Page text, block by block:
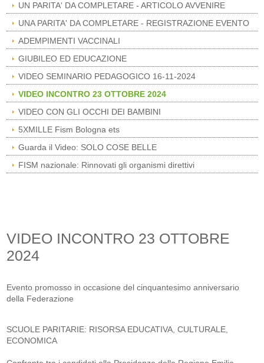
UN PARITA' DA COMPLETARE - ARTICOLO AVVENIRE
UNA PARITA' DA COMPLETARE - REGISTRAZIONE EVENTO
ADEMPIMENTI VACCINALI
GIUBILEO ED EDUCAZIONE
VIDEO SEMINARIO PEDAGOGICO 16-11-2024
VIDEO INCONTRO 23 OTTOBRE 2024
VIDEO CON GLI OCCHI DEI BAMBINI
5XMILLE Fism Bologna ets
Guarda il Video: SOLO COSE BELLE
FISM nazionale: Rinnovati gli organismi direttivi
VIDEO INCONTRO 23 OTTOBRE
2024
Evento promosso in occasione del cinquantesimo anniversario
della Federazione
SCUOLE PARITARIE: RISORSA EDUCATIVA, CULTURALE,
ECONOMICA